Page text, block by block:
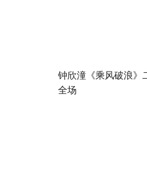
钟欣潼《乘风破浪》
全场